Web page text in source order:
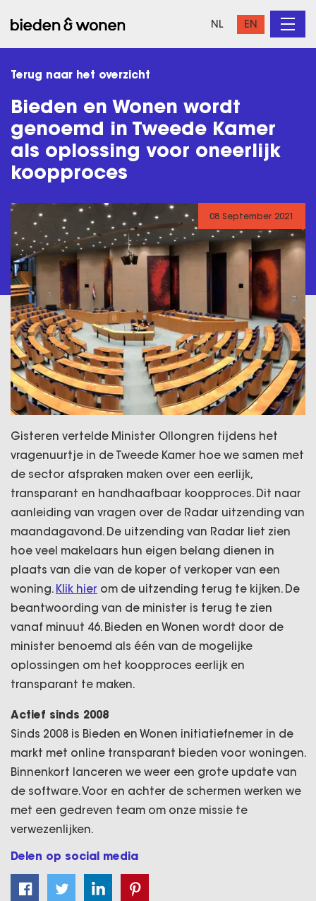
NL EN
Terug naar het overzicht
Bieden en Wonen wordt
genoemd in Tweede Kamer
als oplossing voor oneerlijk
koopproces
08 September 2021
Gisteren vertelde Minister Ollongren tijdens het
vragenuurtje in de Tweede Kamer hoe we samen met
de sector afspraken maken over een eerlijk,
transparant en handhaafbaar koopproces. Dit naar
aanleiding van vragen over de Radar uitzending van
maandagavond. De uitzending van Radar liet zien
hoe veel makelaars hun eigen belang dienen in
plaats van die van de koper of verkoper van een
woning. Klik hier om de uitzending terug te kijken. De
beantwoording van de minister is terug te zien
vanaf minuut 46. Bieden en Wonen wordt door de
minister benoemd als één van de mogelijke
oplossingen om het koopproces eerlijk en
transparant te maken.
Actief sinds 2008
Sinds 2008 is Bieden en Wonen initiatiefnemer in de
markt met online transparant bieden voor woningen.
Binnenkort lanceren we weer een grote update van
de software. Voor en achter de schermen werken we
met een gedreven team om onze missie te
verwezenlijken.
Delen op social media